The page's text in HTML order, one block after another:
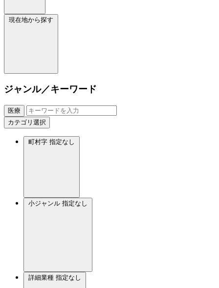
現在地から探す
ジャンル／キーワード
医療
カテゴリ選択
町村字 指定なし
小ジャンル 指定なし
詳細業種 指定なし